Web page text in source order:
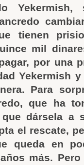
tienen
mil
por una
Yekermish
Para
que ha
dársela a
el rescate,
queda en
más.